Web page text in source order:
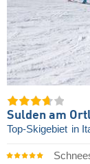
Sulden am
Top-Skigebiet in